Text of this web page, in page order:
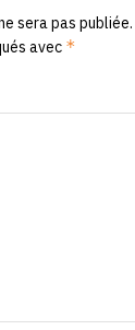
sera pas publiée.
avec *